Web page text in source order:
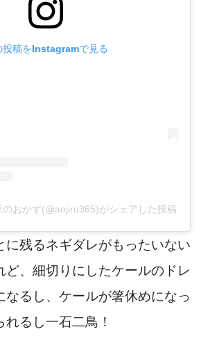
投稿をInstagramで見る
のおかず(@aojiru365)がシェアした投稿
に残るネギダレがもったいない
ど、細切りにしたケールのドレ
なるし、ケールが箸休めになっ
るし一石二鳥！